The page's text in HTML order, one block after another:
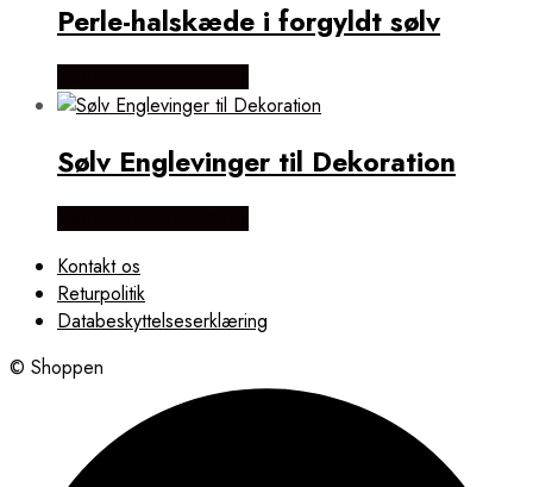
Perle-halskæde i forgyldt sølv
Sølv Englevinger til Dekoration
Kontakt os
Returpolitik
Databeskyttelseserklæring
© Shoppen